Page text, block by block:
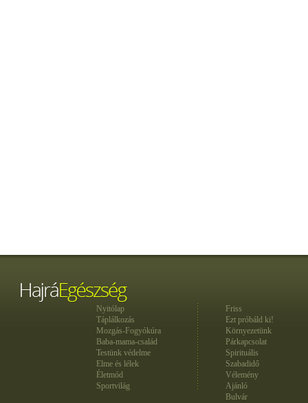
Nyitólap
Táplálkozás
Mozgás-Fogyókúra
Baba-mama-család
Testünk védelme
Elme és lélek
Életmód
Sportvilág
Friss
Ezt próbáld ki!
Környezetünk
Párkapcsolat
Spirituális
Szabadidő
Vélemény
Ajánló
Bulvár